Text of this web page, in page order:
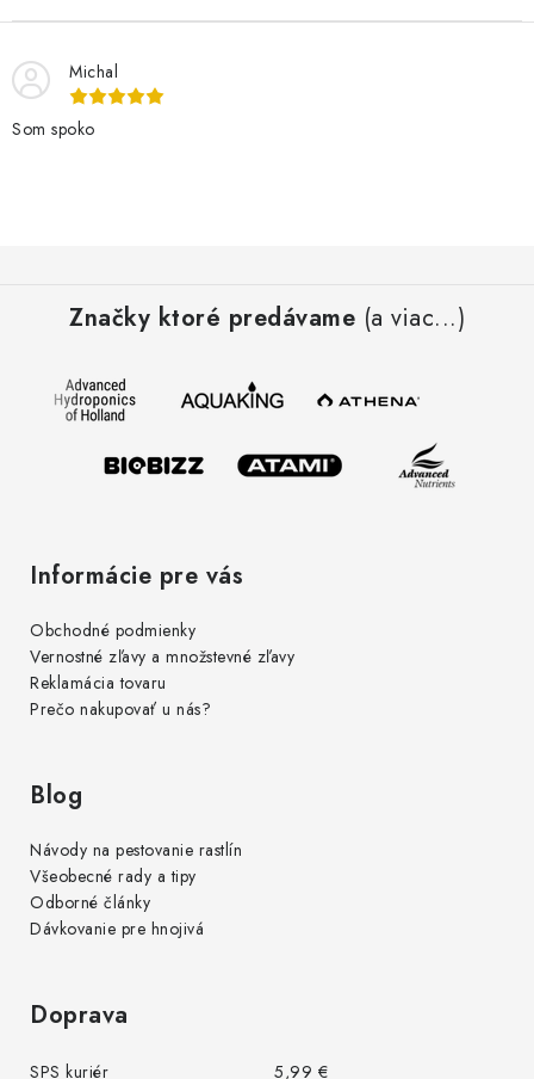
Michal
Som spoko
Značky ktoré predávame (a viac...)
Informácie pre vás
Obchodné podmienky
Vernostné zľavy a množstevné zľavy
Reklamácia tovaru
Prečo nakupovať u nás?
Blog
Návody na pestovanie rastlín
Všeobecné rady a tipy
Odborné články
Dávkovanie pre hnojivá
Doprava
SPS kuriér
5,99 €